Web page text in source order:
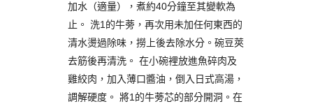
加水（適量），煮約40分鐘至其變軟為
止。 洗1的牛蒡，再次用未加任何東西的
清水燙過除味，撈上後去除水分。碗豆莢
去筋後再清洗。 在小碗裡放進魚碎肉及
雞絞肉，加入薄口醬油，倒入日式高湯，
調解硬度。 將1的牛蒡芯的部分開洞。在